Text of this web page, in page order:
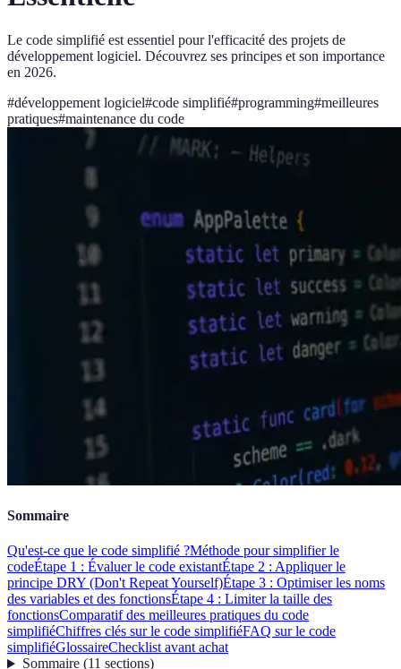
Le code simplifié est essentiel pour l'efficacité des projets de
développement logiciel. Découvrez ses principes et son importance
en 2026.
#développement logiciel#code simplifié#programming#meilleures
pratiques#maintenance du code
Sommaire
Qu'est-ce que le code simplifié ?Méthode pour simplifier le
codeÉtape 1 : Évaluer le code existantÉtape 2 : Appliquer le
principe DRY (Don't Repeat Yourself)Étape 3 : Optimiser les noms
des variables et des fonctionsÉtape 4 : Limiter la taille des
fonctionsComparatif des meilleures pratiques du code
simplifiéChiffres clés sur le code simplifiéFAQ sur le code
simplifiéGlossaireChecklist avant achat
Sommaire(11 sections)